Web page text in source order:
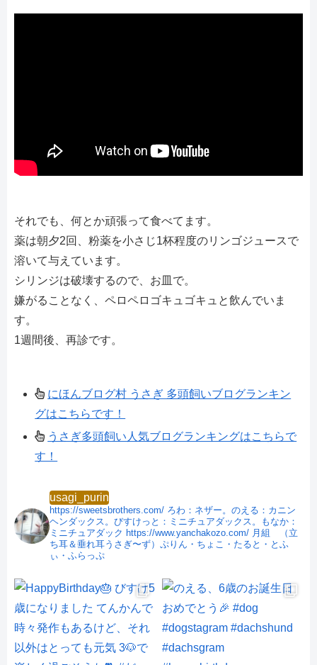
それでも、何とか頑張って食べてます。
薬は朝夕2回、粉薬を小さじ1杯程度のリンゴジュースで
溶いて与えています。
シリンジは破壊するので、お皿で。
嫌がることなく、ペロペロゴキュゴキュと飲んでいま
す。
1週間後、再診です。
にほんブログ村 うさぎ 多頭飼いブログランキン
グはこちらです！
うさぎ多頭飼い人気ブログランキングはこちらで
す！
usagi_purin
https://sweetsbrothers.com/ ろわ：ネザー。のえる：カニン
ヘンダックス。びすけっと：ミニチュアダックス。もなか：
ミニチュアダック https://www.yanchakozo.com/ 月組 （立
ち耳＆垂れ耳うさぎ〜ず）ぷりん・ちょこ・たると・とふ
ぃ・ふらっぷ